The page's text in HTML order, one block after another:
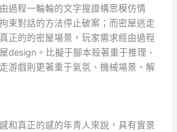
過程一輪輪的文字搜證構思模仿情
束對話的方法停止破案；而密屋逃走
正的的密屋場景，玩家需求經由過程
design。比擬于腳本殺著重于推理、
游戲則更著重于氣氛、機械場景、解
真正的感的年青人來說，具有實景